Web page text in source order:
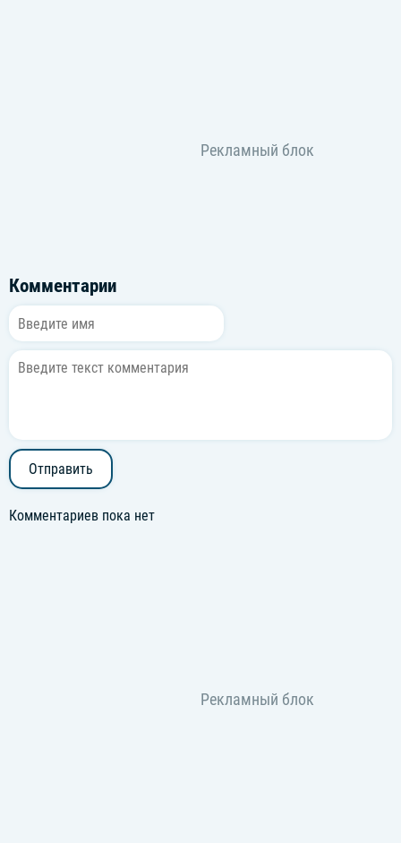
Комментарии
Отправить
Комментариев пока нет